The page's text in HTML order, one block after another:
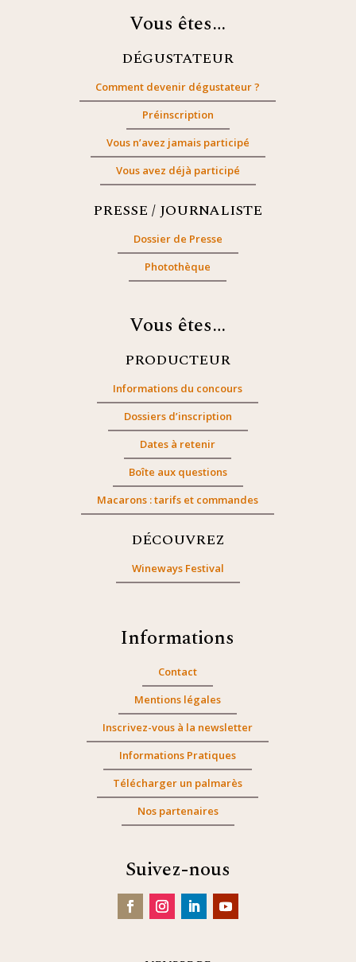
Vous êtes…
DÉGUSTATEUR
Comment devenir dégustateur ?
Préinscription
Vous n’avez jamais participé
Vous avez déjà participé
PRESSE / JOURNALISTE
Dossier de Presse
Photothèque
Vous êtes…
PRODUCTEUR
Informations du concours
Dossiers d’inscription
Dates à retenir
Boîte aux questions
Macarons : tarifs et commandes
DÉCOUVREZ
Wineways Festival
Informations
Contact
Mentions légales
Inscrivez-vous à la newsletter
Informations Pratiques
Télécharger un palmarès
Nos partenaires
Suivez-nous